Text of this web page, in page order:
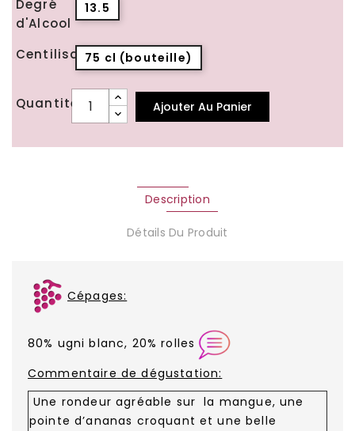
Degré
d'Alcool
13.5
Centilisation75 cl (bouteille)
Quantité Ajouter Au Panier
Description
Détails Du Produit
Cépages:
80% ugni blanc, 20% rolles
Commentaire de dégustation:
Une rondeur agréable sur la mangue, une
pointe d’ananas croquant et une belle